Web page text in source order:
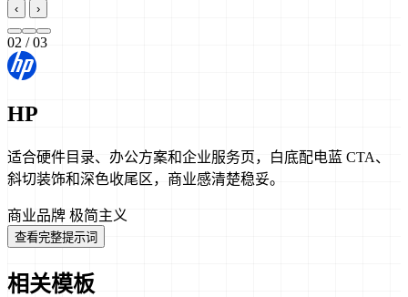
‹ ›
02 / 03
HP
适合硬件目录、办公方案和企业服务页，白底配电蓝 CTA、
斜切装饰和深色收尾区，商业感清楚稳妥。
商业品牌 极简主义
查看完整提示词
相关模板